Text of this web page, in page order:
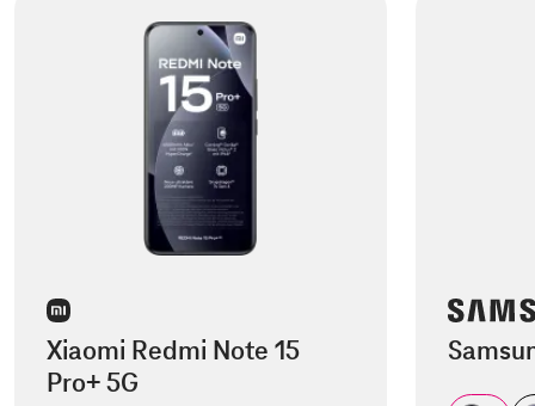
Xiaomi Redmi Note 15
Pro+ 5G